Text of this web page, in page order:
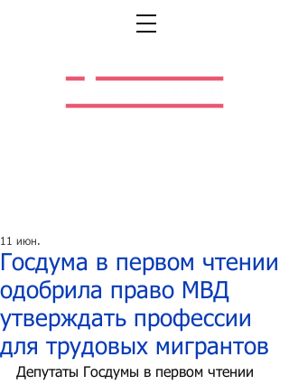
Госдума в первом чтении
одобрила право МВД
утверждать профессии
для трудовых мигрантов
11 июн.
Депутаты Госдумы в первом чтении